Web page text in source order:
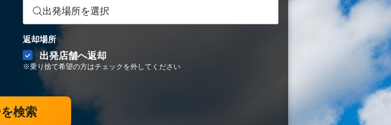
出発場所を選択
返却場所
出発店舗へ返却
※乗り捨て希望の方はチェックを外してください
検索